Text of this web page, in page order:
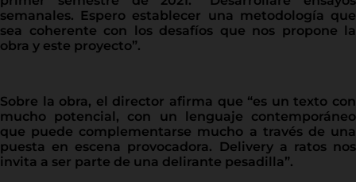
semanales. Espero establecer una metodología que
sea coherente con los desafíos que nos propone la
obra y este proyecto”.
Sobre la obra, el director afirma que “es un texto con
mucho potencial, con un lenguaje contemporáneo
que puede complementarse mucho a través de una
puesta en escena provocadora. Delivery a ratos nos
invita a ser parte de una delirante pesadilla”.